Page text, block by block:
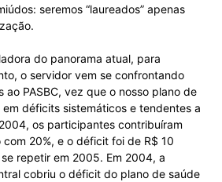
seremos “laureados” apenas
do panorama atual, para
o servidor vem se confrontando
ao PASBC, vez que o nosso plano de
déficits sistemáticos e tendentes a
os participantes contribuíram
20%, e o déficit foi de R$ 10
repetir em 2005. Em 2004, a
cobriu o déficit do plano de saúde